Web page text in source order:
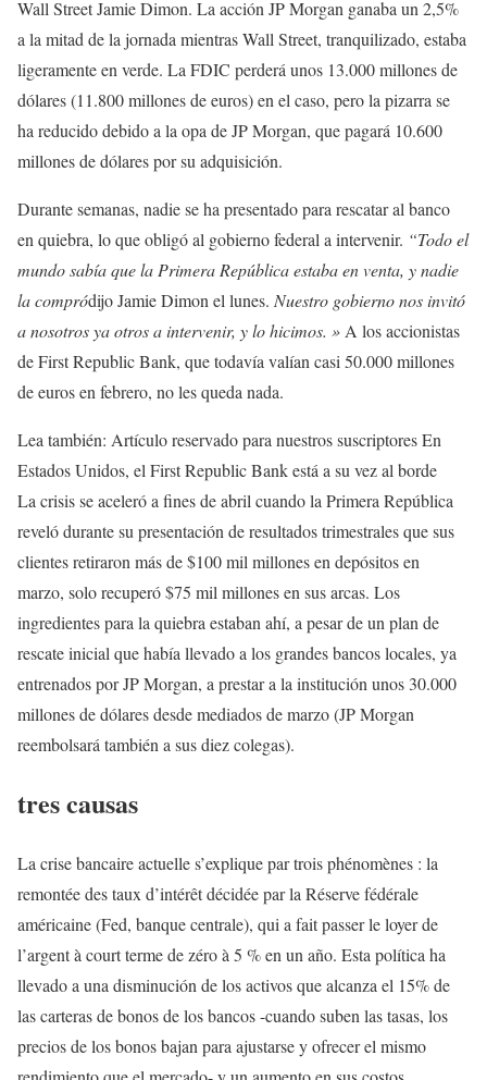
Wall Street Jamie Dimon. La acción JP Morgan ganaba un 2,5%
a la mitad de la jornada mientras Wall Street, tranquilizado, estaba
ligeramente en verde. La FDIC perderá unos 13.000 millones de
dólares (11.800 millones de euros) en el caso, pero la pizarra se
ha reducido debido a la opa de JP Morgan, que pagará 10.600
millones de dólares por su adquisición.
Durante semanas, nadie se ha presentado para rescatar al banco
en quiebra, lo que obligó al gobierno federal a intervenir. “Todo el
mundo sabía que la Primera República estaba en venta, y nadie
la compródijo Jamie Dimon el lunes. Nuestro gobierno nos invitó
a nosotros ya otros a intervenir, y lo hicimos. » A los accionistas
de First Republic Bank, que todavía valían casi 50.000 millones
de euros en febrero, no les queda nada.
Lea también: Artículo reservado para nuestros suscriptoresEn
Estados Unidos, el First Republic Bank está a su vez al borde
La crisis se aceleró a fines de abril cuando la Primera República
reveló durante su presentación de resultados trimestrales que sus
clientes retiraron más de $100 mil millones en depósitos en
marzo, solo recuperó $75 mil millones en sus arcas. Los
ingredientes para la quiebra estaban ahí, a pesar de un plan de
rescate inicial que había llevado a los grandes bancos locales, ya
entrenados por JP Morgan, a prestar a la institución unos 30.000
millones de dólares desde mediados de marzo (JP Morgan
reembolsará también a sus diez colegas).
tres causas
La crise bancaire actuelle s’explique par trois phénomènes : la
remontée des taux d’intérêt décidée par la Réserve fédérale
américaine (Fed, banque centrale), qui a fait passer le loyer de
l’argent à court terme de zéro à 5 % en un año. Esta política ha
llevado a una disminución de los activos que alcanza el 15% de
las carteras de bonos de los bancos -cuando suben las tasas, los
precios de los bonos bajan para ajustarse y ofrecer el mismo